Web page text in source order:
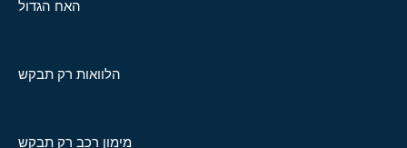
האח הגדול
הלוואות רק תבקש
מימון רכב רק תבקש